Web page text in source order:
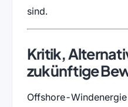
sind.
Kritik,
zukünftige
Offshore-